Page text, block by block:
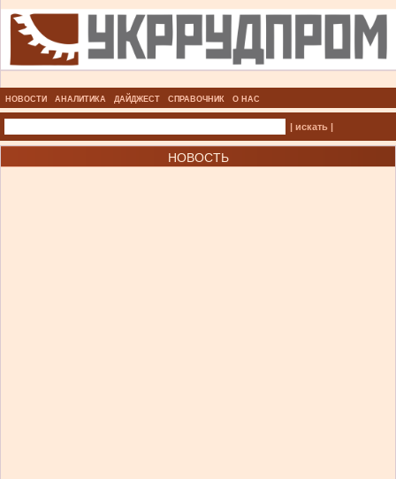
НОВОСТИ АНАЛИТИКА ДАЙДЖЕСТ СПРАВОЧНИК О НАС
| искать |
НОВОСТЬ